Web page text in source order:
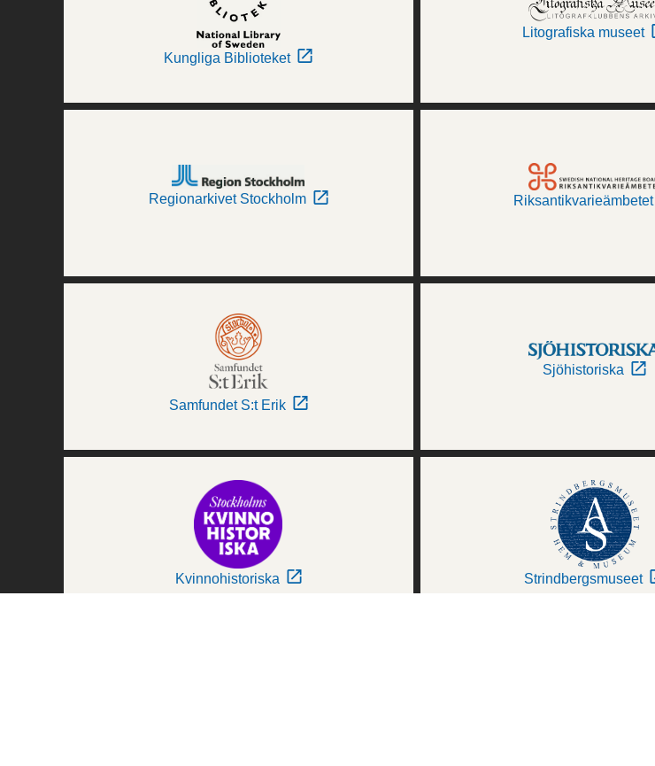
Kungliga Biblioteket
Litografiska museet
Regionarkivet Stockholm Riksantikvarieämbetet
Samfundet S:t Erik
Sjöhistoriska
Kvinnohistoriska Strindbergsmuseet